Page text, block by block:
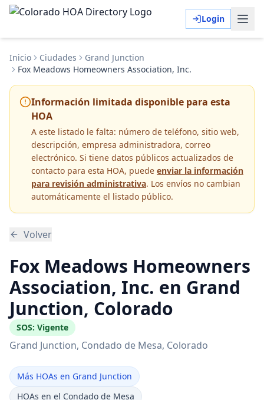
Login
Inicio Ciudades
Grand Junction
Fox Meadows Homeowners Association, Inc.
Información limitada disponible para esta
HOA
A este listado le falta: número de teléfono, sitio web,
descripción, empresa administradora, correo
electrónico. Si tiene datos públicos actualizados de
contacto para esta HOA, puede enviar la información
para revisión administrativa. Los envíos no cambian
automáticamente el listado público.
Volver
Fox Meadows Homeowners
Association, Inc. en Grand
Junction, Colorado
SOS: Vigente
Grand Junction, Condado de Mesa, Colorado
Más HOAs en Grand Junction
HOAs en el Condado de Mesa